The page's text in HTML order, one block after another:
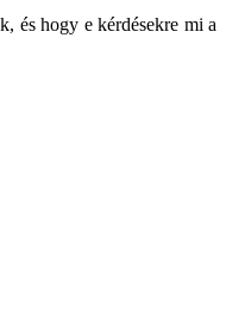
és hogy e kérdésekre mi a